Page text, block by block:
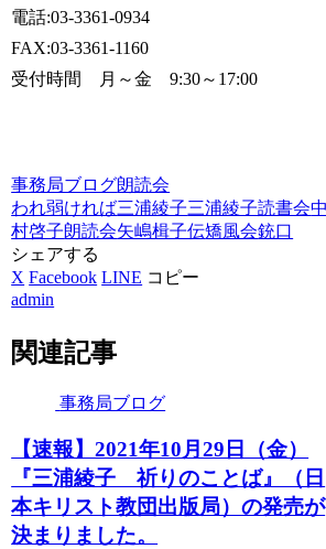
電話:03-3361-0934
FAX:03-3361-1160
受付時間 月～金 9:30～17:00
事務局ブログ朗読会
われ弱ければ三浦綾子三浦綾子読書会中
村啓子朗読会矢嶋楫子伝矯風会銃口
シェアする
X Facebook LINE コピー
admin
関連記事
事務局ブログ
【速報】2021年10月29日（金）
『三浦綾子 祈りのことば』（日
本キリスト教団出版局）の発売が
決まりました。